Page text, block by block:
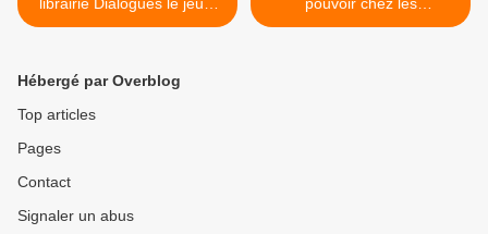
15 mai 2025 pour présenter
Républicains >
Hébergé par Overblog
Top articles
Pages
Contact
Signaler un abus